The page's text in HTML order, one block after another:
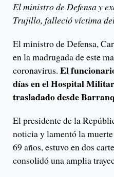
El ministro de Defensa y
Trujillo, falleció víctima
El ministro de Defensa,
en la madrugada de este
coronavirus. El
días en el Hospital
trasladado desde
El presidente de la
noticia y lamentó la
69 años, estuvo en dos
consolidó una amplia